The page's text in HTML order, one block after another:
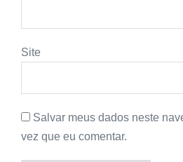
Site
Salvar meus dados neste
vez que eu comentar.